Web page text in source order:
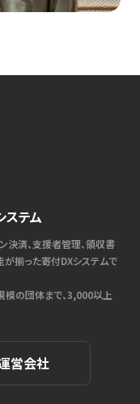
ステム
決済、支援者管理、領収書
が揃った寄付DXシステムで
の団体まで、3,000以上
営会社